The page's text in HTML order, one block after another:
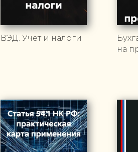
ВЭД. Учет и налоги
на